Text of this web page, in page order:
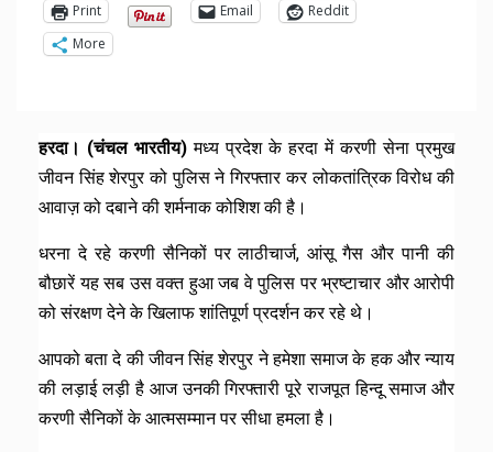
Print Email
Reddit
More
हरदा। (चंचल भारतीय) मध्य प्रदेश के हरदा में करणी सेना प्रमुख
जीवन सिंह शेरपुर को पुलिस ने गिरफ्तार कर लोकतांत्रिक विरोध की
आवाज़ को दबाने की शर्मनाक कोशिश की है।
धरना दे रहे करणी सैनिकों पर लाठीचार्ज, आंसू गैस और पानी की
बौछारें यह सब उस वक्त हुआ जब वे पुलिस पर भ्रष्टाचार और आरोपी
को संरक्षण देने के खिलाफ शांतिपूर्ण प्रदर्शन कर रहे थे।
आपको बता दे की जीवन सिंह शेरपुर ने हमेशा समाज के हक और न्याय
की लड़ाई लड़ी है आज उनकी गिरफ्तारी पूरे राजपूत हिन्दू समाज और
करणी सैनिकों के आत्मसम्मान पर सीधा हमला है।